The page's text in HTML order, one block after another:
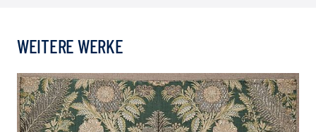
WEITERE WERKE